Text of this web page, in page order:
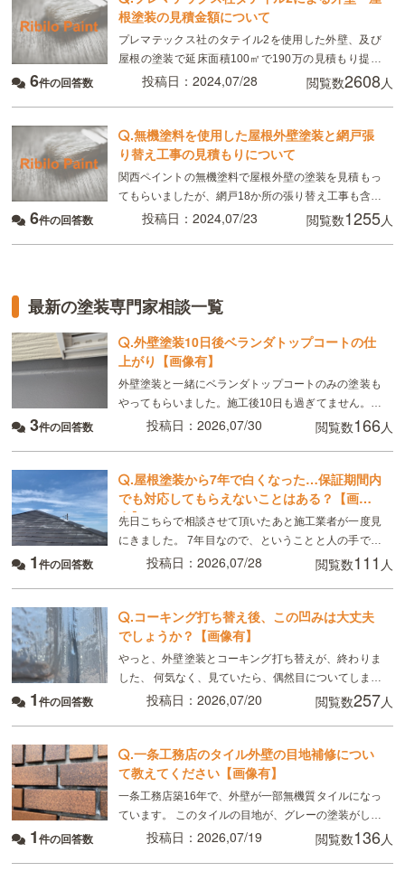
根塗装の見積金額について
プレマテックス社のタテイル2を使用した外壁、及び
屋根の塗装で延床面積100㎡で190万の見積もり提示
されました モニター価格で足場代、人件費等は無料で
6件の回答数 投稿日：2024,07/28 閲覧数2608人
.無機塗料を使用した屋根外壁塗装と網戸張
り替え工事の見積もりについて
関西ペイントの無機塗料で屋根外壁の塗装を見積もっ
てもらいましたが、網戸18か所の張り替え工事も含め
て1420000円の提示を受けました屋根88㎡、外壁182
6件の回答数 投稿日：2024,07/23 閲覧数1255人
最新の塗装専門家相談一覧
.外壁塗装10日後ベランダトップコートの仕
上がり【画像有】
外壁塗装と一緒にベランダトップコートのみの塗装も
やってもらいました。施工後10日も過ぎてません。こ
れは普通ですか？
3件の回答数 投稿日：2026,07/30 閲覧数166人
.屋根塗装から7年で白くなった…保証期間内
でも対応してもらえないことはある？【画像
有】
先日こちらで相談させて頂いたあと施工業者が一度見
にきました。 7年目なので、ということと人の手で塗
るのでどうしてもムラはできる、板金部分はやはり経
1件の回答数 投稿日：2026,07/28 閲覧数111 人
.コーキング打ち替え後、この凹みは大丈夫
でしょうか？【画像有】
やっと、外壁塗装とコーキング打ち替えが、終わりま
した、 何気なく、見ていたら、偶然目についてしまっ
たのですが、 画像のように コーキングの端にマイナ
1件の回答数 投稿日：2026,07/20 閲覧数257人
.一条工務店のタイル外壁の目地補修につい
て教えてください【画像有】
一条工務店築16年で、外壁が一部無機質タイルになっ
ています。 このタイルの目地が、グレーの塗装がして
あるのですが、かなり禿げてしまっていてるので補修
1件の回答数 投稿日：2026,07/19 閲覧数136人